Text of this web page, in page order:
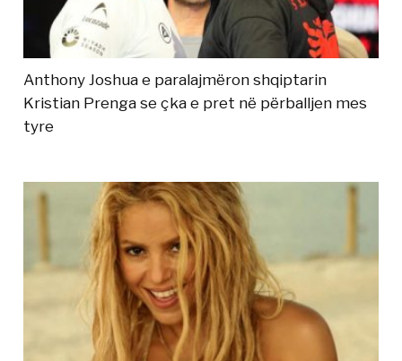
Anthony Joshua e paralajmëron shqiptarin
Kristian Prenga se çka e pret në përballjen mes
tyre